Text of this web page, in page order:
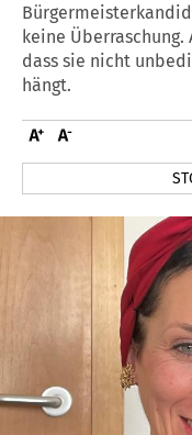
keine Überraschung.
dass sie nicht
hängt.